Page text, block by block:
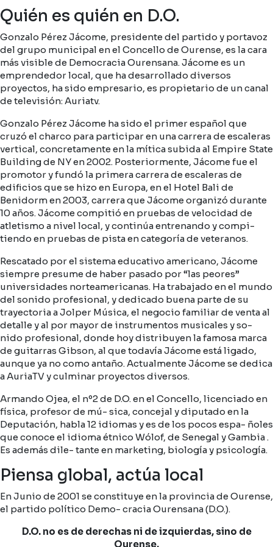
Quién es quién en D.O.
Gonzalo Pérez Jácome, presidente del partido y portavoz
del grupo municipal en el Concello de Ourense, es la cara
más visible de Democracia Ourensana. Jácome es un
emprendedor local, que ha desarrollado diversos
proyectos, ha sido empresario, es propietario de un canal
de televisión: Auriatv.
Gonzalo Pérez Jácome ha sido el primer español que
cruzó el charco para participar en una carrera de escaleras
vertical, concretamente en la mítica subida al Empire State
Building de NY en 2002. Posteriormente, Jácome fue el
promotor y fundó la primera carrera de escaleras de
edificios que se hizo en Europa, en el Hotel Bali de
Benidorm en 2003, carrera que Jácome organizó durante
10 años. Jácome compitió en pruebas de velocidad de
atletismo a nivel local, y continúa entrenando y compi-
tiendo en pruebas de pista en categoría de veteranos.
Rescatado por el sistema educativo americano, Jácome
siempre presume de haber pasado por “las peores”
universidades norteamericanas. Ha trabajado en el mundo
del sonido profesional, y dedicado buena parte de su
trayectoria a Jolper Música, el negocio familiar de venta al
detalle y al por mayor de instrumentos musicales y so-
nido profesional, donde hoy distribuyen la famosa marca
de guitarras Gibson, al que todavía Jácome está ligado,
aunque ya no como antaño. Actualmente Jácome se dedica
a AuriaTV y culminar proyectos diversos.
Armando Ojea, el nº2 de D.O. en el Concello, licenciado en
física, profesor de mú- sica, concejal y diputado en la
Deputación, habla 12 idiomas y es de los pocos espa- ñoles
que conoce el idioma étnico Wólof, de Senegal y Gambia .
Es además dile- tante en marketing, biología y psicología.
Piensa global, actúa local
En Junio de 2001 se constituye en la provincia de Ourense,
el partido político Demo- cracia Ourensana (D.O.).
D.O. no es de derechas ni de izquierdas, sino de
Ourense.